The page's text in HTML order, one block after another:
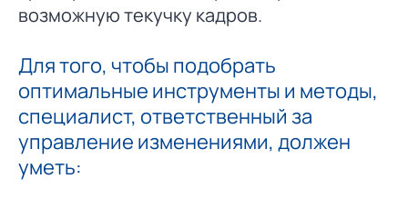
возможную текучку кадров.
Для того, чтобы подобрать
оптимальные инструменты и методы,
специалист, ответственный за
управление изменениями, должен
уметь: